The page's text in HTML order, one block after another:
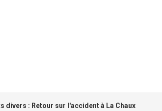
divers : Retour sur l'accident à La Chaux